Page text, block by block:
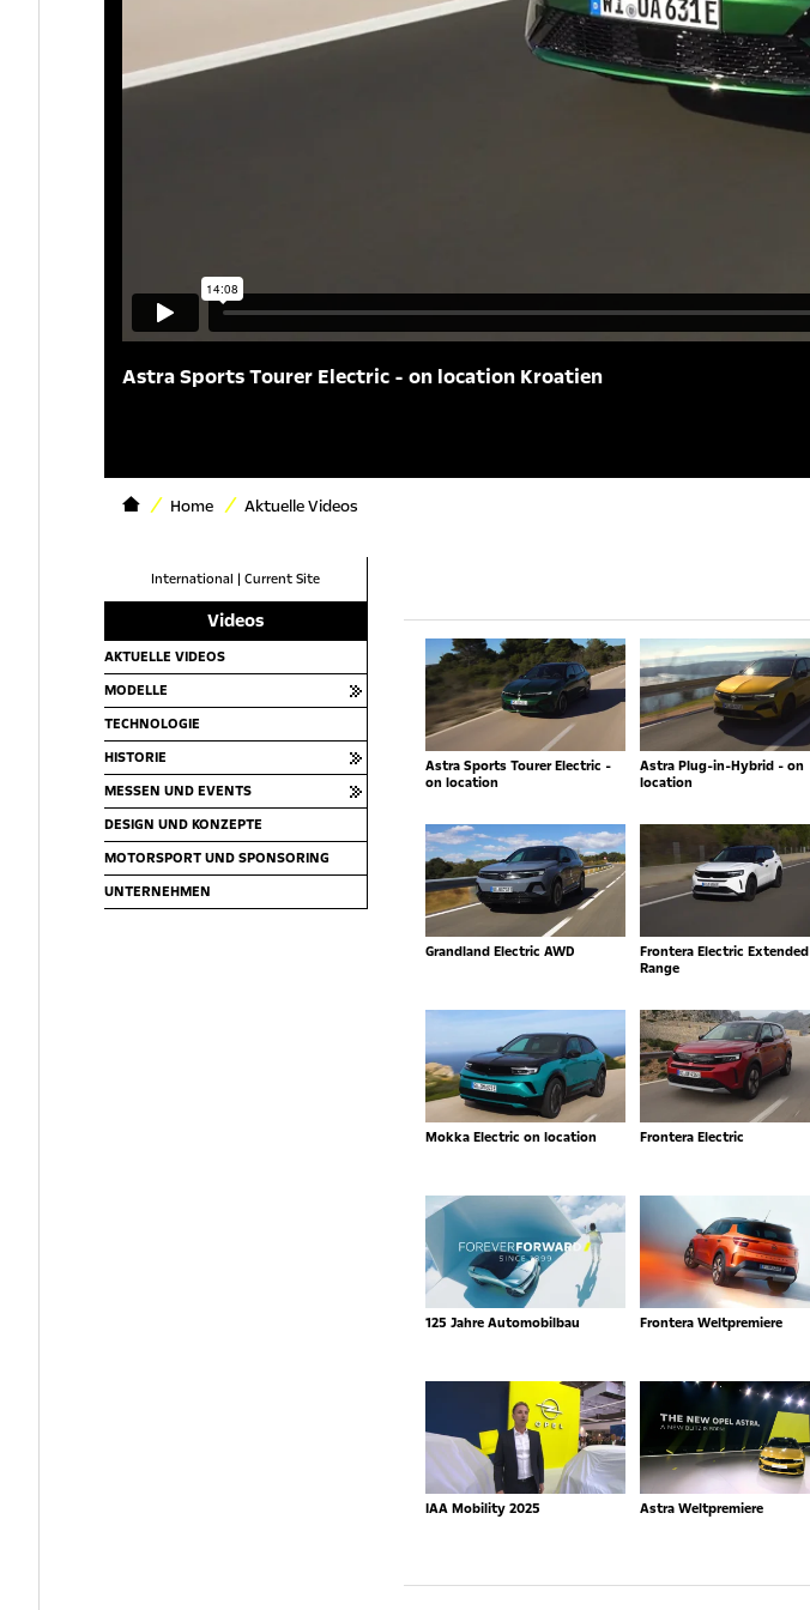
Astra Sports Tourer Electric - on location Kroatien
Home Aktuelle Videos
International | Current Site
Videos
AKTUELLE VIDEOS
MODELLE
TECHNOLOGIE
HISTORIE
MESSEN UND EVENTS
DESIGN UND KONZEPTE
MOTORSPORT UND SPONSORING
UNTERNEHMEN
Astra Sports Tourer Electric -
on location
Astra Plug-in-Hybrid - on
location
Grandland Electric AWD
Frontera Electric Extended
Range
Mokka Electric on location Frontera Electric
125 Jahre Automobilbau Frontera Weltpremiere
IAA Mobility 2025 Astra Weltpremiere